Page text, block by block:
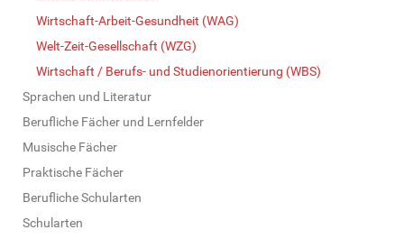
Wirtschaft-Arbeit-Gesundheit (WAG)
Welt-Zeit-Gesellschaft (WZG)
Wirtschaft / Berufs- und Studienorientierung (WBS)
Sprachen und Literatur
Berufliche Fächer und Lernfelder
Musische Fächer
Praktische Fächer
Berufliche Schularten
Schularten